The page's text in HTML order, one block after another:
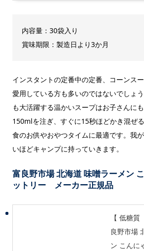
内容量：30袋入り
賞味期限：製造日より3か月
インスタントの定番中の定番、コーンス
愛用している方も多いのではないでしょ
も大活躍する温かいスープはお子さんに
150mlを注ぎ、すぐに15秒ほどかき混ぜ
食のお供やおやつタイムに最適です。我
いほどキャンプに持っていきます。
富良野市場 北海道 味噌ラーメン
ットリー メーカー正規品
【 低糖
良野市場
ン こんに